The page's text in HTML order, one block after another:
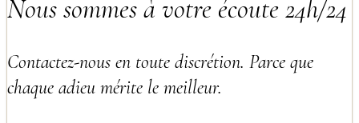
Nous sommes à votre écoute 24h/24
Contactez-nous en toute discrétion. Parce que
chaque adieu mérite le meilleur.